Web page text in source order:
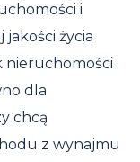
i
życia
nieruchomości
dla
chcą
z wynajmu